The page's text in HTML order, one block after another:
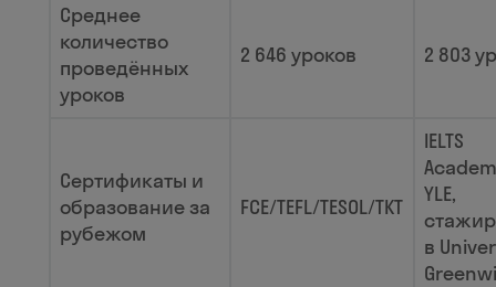
Среднее
количество
проведённых
уроков
2 646 уроков 2 803
Сертификаты и
образование за
рубежом
FCE/TEFL/TESOL/TKT
IELTS
YLE,
в